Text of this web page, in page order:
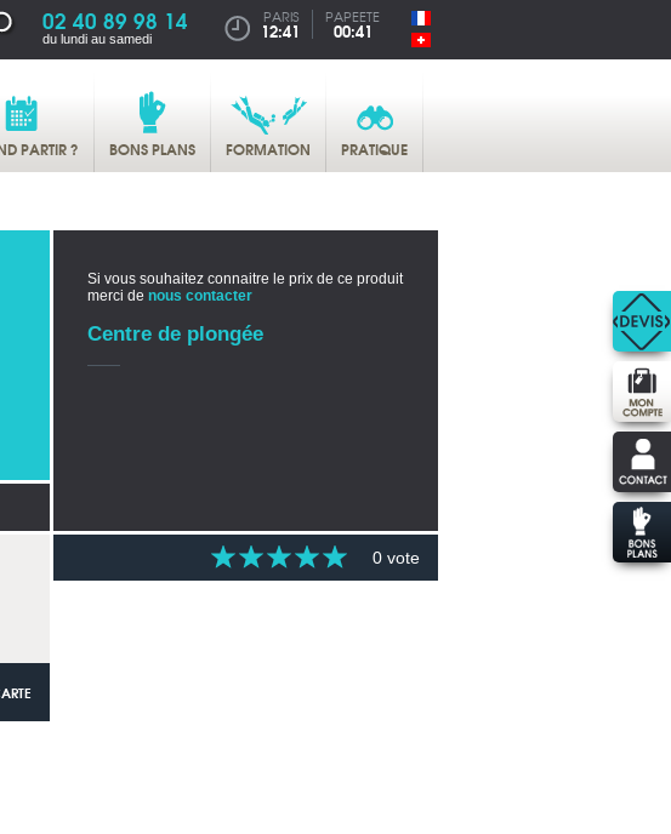
02 40 89 98 14
du lundi au samedi
PARIS
12:41
PAPEETE
00:41
PARTIR ? BONS PLANS FORMATION PRATIQUE
Si vous souhaitez connaitre le prix de ce produit
merci de nous contacter
Centre de plongée
0 vote